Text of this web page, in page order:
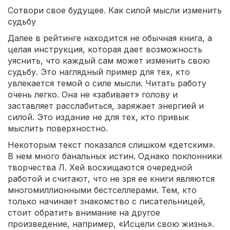
Сотвори свое будущее. Как силой мысли изменить
судьбу
Далее в рейтинге находится не обычная книга, а
целая инструкция, которая дает возможность
уяснить, что каждый сам может изменить свою
судьбу. Это наглядный пример для тех, кто
увлекается темой о силе мысли. Читать работу
очень легко. Она не «забивает» голову и
заставляет расслабиться, заряжает энергией и
силой. Это издание не для тех, кто привык
мыслить поверхностно.
Некоторым текст показался слишком «детским».
В нем много банальных истин. Однако поклонники
творчества Л. Хей восхищаются очередной
работой и считают, что не зря ее книги являются
многомиллионными бестселлерами. Тем, кто
только начинает знакомство с писательницей,
стоит обратить внимание на другое
произведение, например, «Исцели свою жизнь».